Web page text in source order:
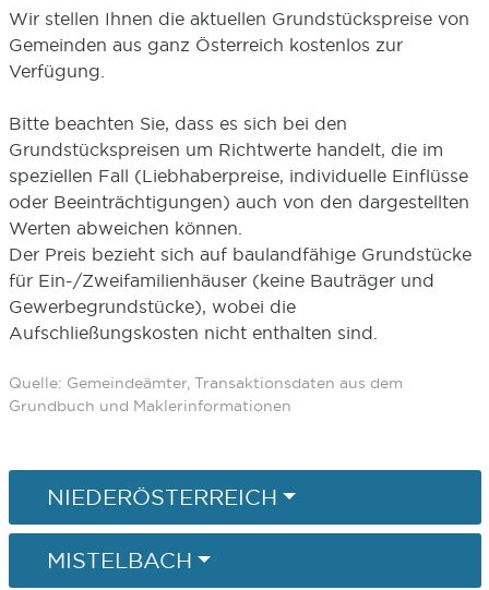
Wir stellen Ihnen die aktuellen Grundstückspreise von
Gemeinden aus ganz Österreich kostenlos zur
Verfügung.
Bitte beachten Sie, dass es sich bei den
Grundstückspreisen um Richtwerte handelt, die im
speziellen Fall (Liebhaberpreise, individuelle Einflüsse
oder Beeinträchtigungen) auch von den dargestellten
Werten abweichen können.
Der Preis bezieht sich auf baulandfähige Grundstücke
für Ein-/Zweifamilienhäuser (keine Bauträger und
Gewerbegrundstücke), wobei die
Aufschließungskosten nicht enthalten sind.
Quelle: Gemeindeämter, Transaktionsdaten aus dem
Grundbuch und Maklerinformationen
NIEDERÖSTERREICH
MISTELBACH